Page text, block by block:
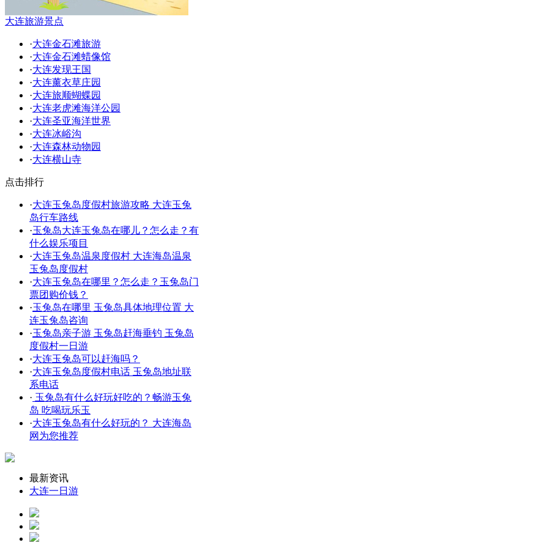
大连旅游景点
·大连金石滩旅游
·大连金石滩蜡像馆
·大连发现王国
·大连薰衣草庄园
·大连旅顺蝴蝶园
·大连老虎滩海洋公园
·大连圣亚海洋世界
·大连冰峪沟
·大连森林动物园
·大连横山寺
点击排行
·大连玉兔岛度假村旅游攻略 大连玉兔
岛行车路线
·玉兔岛大连玉兔岛在哪儿？怎么走？有
什么娱乐项目
·大连玉兔岛温泉度假村 大连海岛温泉
玉兔岛度假村
·大连玉兔岛在哪里？怎么走？玉兔岛门
票团购价钱？
·玉兔岛在哪里 玉兔岛具体地理位置 大
连玉兔岛咨询
·玉兔岛亲子游 玉兔岛赶海垂钓 玉兔岛
度假村一日游
·大连玉兔岛可以赶海吗？
·大连玉兔岛度假村电话 玉兔岛地址联
系电话
· 玉兔岛有什么好玩好吃的？畅游玉兔
岛 吃喝玩乐玉
·大连玉兔岛有什么好玩的？ 大连海岛
网为您推荐
最新资讯
大连一日游